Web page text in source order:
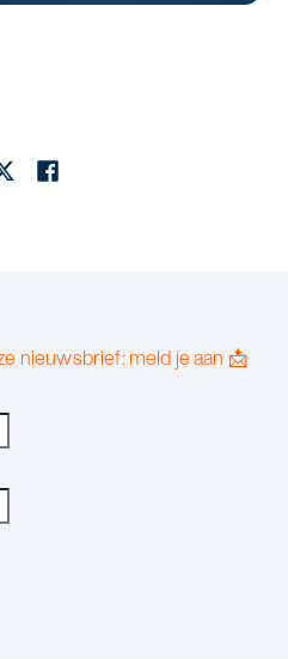
nieuwsbrief: meld je aan 📩